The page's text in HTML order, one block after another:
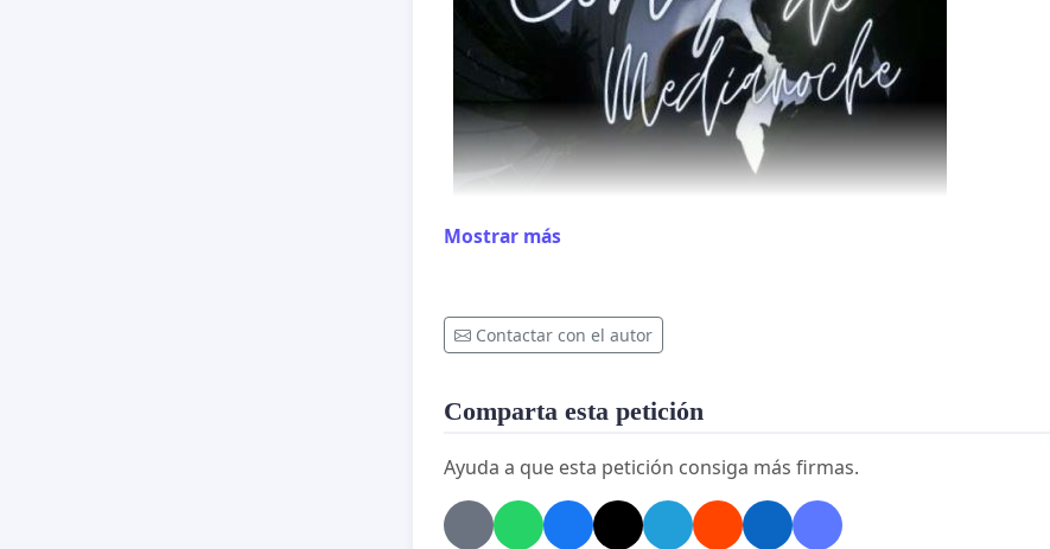
Mostrar más
Contactar con el autor
Comparta esta petición
Ayuda a que esta petición consiga más firmas.